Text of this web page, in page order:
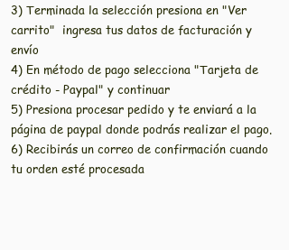
3) Terminada la selección presiona en "Ver
carrito" ingresa tus datos de facturación y
envío
4) En método de pago selecciona "Tarjeta de
crédito - Paypal" y continuar
5) Presiona procesar pedido y te enviará a la
página de paypal donde podrás realizar el pago.
6) Recibirás un correo de confirmación cuando
tu orden esté procesada